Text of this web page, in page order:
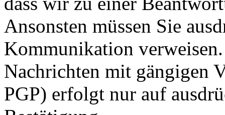
Ansonsten müssen Sie
Kommunikation
Nachrichten mit gängigen
PGP) erfolgt nur auf